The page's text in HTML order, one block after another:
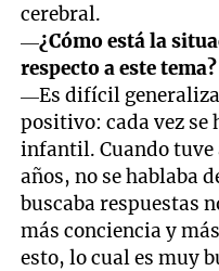
cerebral.
—¿Cómo está la
respecto a este tema?
—Es difícil
positivo: cada vez se
infantil. Cuando tuve
años, no se hablaba
buscaba respuestas
más conciencia y
esto, lo cual es muy